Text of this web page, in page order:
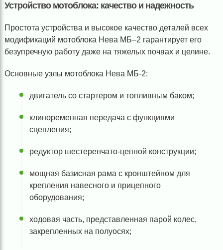
Устройство мотоблока: качество и надежность
Простота устройства и высокое качество деталей всех
модификаций мотоблока Нева МБ–2 гарантирует его
безупречную работу даже на тяжелых почвах и целине.
Основные узлы мотоблока Нева МБ-2:
двигатель со стартером и топливным баком;
клиноременная передача с функциями
сцепления;
редуктор шестеренчато-цепной конструкции;
мощная базисная рама с кронштейном для
крепления навесного и прицепного
оборудования;
ходовая часть, представленная парой колес,
закрепленных на полуосях;